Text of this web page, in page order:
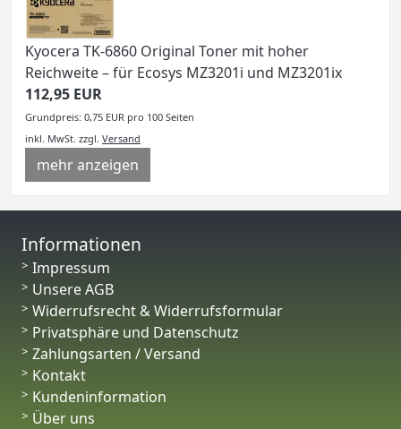
Kyocera TK-6860 Original Toner mit hoher
Reichweite – für Ecosys MZ3201i und MZ3201ix
112,95 EUR
Grundpreis: 0,75 EUR pro 100 Seiten
inkl. MwSt. zzgl. Versand
mehr anzeigen
Informationen
Impressum
Unsere AGB
Widerrufsrecht & Widerrufsformular
Privatsphäre und Datenschutz
Zahlungsarten / Versand
Kontakt
Kundeninformation
Über uns